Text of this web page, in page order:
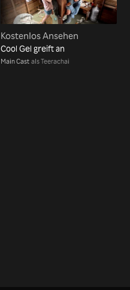
Kostenlos Ansehen
Cool Gel greift an
Main Cast als Teerachai